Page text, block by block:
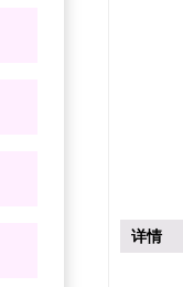
详情